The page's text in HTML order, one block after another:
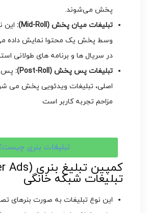
پخش می‌شوند.
تبلیغات میان ‌پخش (Mid-Roll
): این
وسط پخش یک محتوا نمایش داده
در سریال ‌ها و برنامه ‌های طولانی
تبلیغات پس ‌پخش (Post-Roll
): پس
اصلی، تبلیغات ویدئویی پخش می
مزاحم تجربه کاربر است
تبلیغات بنری
تبلیغات شبکه خانگی
این نوع تبلیغات به صورت بنرهای